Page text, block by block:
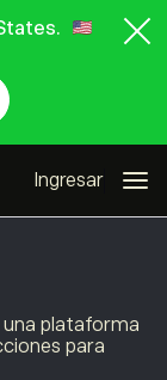
Ingresar
una plataforma
para